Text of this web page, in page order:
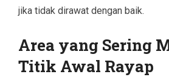
jika tidak dirawat dengan baik.
Area yang Sering
Titik Awal Rayap